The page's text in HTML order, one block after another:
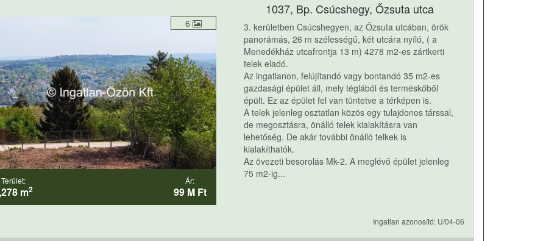
6
Terület:
m2
Ár:
99 M Ft
1037, Bp. Csúcshegy, Őzsuta utca
3. kerületben Csúcshegyen, az Őzsuta utcában, örök
panorámás, 26 m szélességű, két utcára nyíló, ( a
Menedékház utcafrontja 13 m) 4278 m2-es zártkerti
telek eladó.
Az ingatlanon, felújítandó vagy bontandó 35 m2-es
gazdasági épület áll, mely téglából és terméskőből
épült. Ez az épület fel van tüntetve a térképen is.
A telek jelenleg osztatlan közös egy tulajdonos társsal,
de megosztásra, önálló telek kialakításra van
lehetőség. De akár további önálló telkek is
kialakíthatók.
Az övezeti besorolás Mk-2. A meglévő épület jelenleg
75 m2-ig...
Ingatlan azonosító: U/04-06